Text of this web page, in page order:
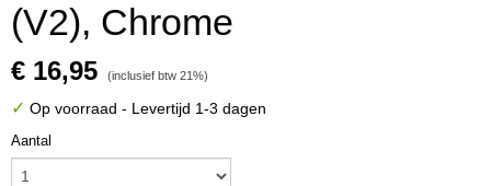
(V2), Chrome
€ 16,95 (inclusief btw 21%)
✓ Op voorraad - Levertijd 1-3 dagen
Aantal